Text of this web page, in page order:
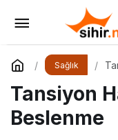
Sağlık
Tansiyon
Beslenme
Diyabette
Yorum Yap